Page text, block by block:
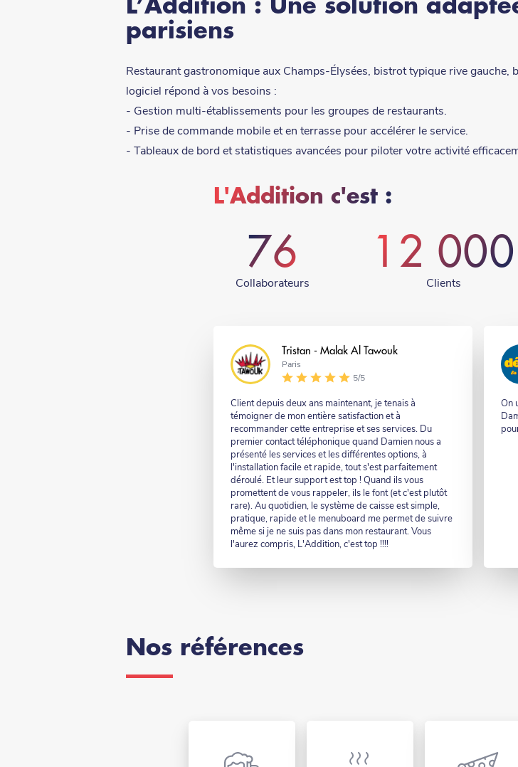
L’Addition : Une solution
parisiens
Restaurant gastronomique aux Champs-Élysées, bistrot typique rive
logiciel répond à vos besoins :
- Gestion multi-établissements pour les groupes de restaurants.
- Prise de commande mobile et en terrasse pour accélérer le service.
- Tableaux de bord et statistiques avancées pour piloter votre activité
L'Addition c'est :
76
Collaborateurs
12 000
Clients
Nom
Tristan - Malak Al Tawouk
Nom
suffixe
Paris
5/5
Commentaire
Client depuis deux ans maintenant, je tenais à
témoigner de mon entière satisfaction et à
recommander cette entreprise et ses services. Du
premier contact téléphonique quand Damien nous a
présenté les services et les différentes options, à
l'installation facile et rapide, tout s'est parfaitement
déroulé. Et leur support est top ! Quand ils vous
promettent de vous rappeler, ils le font (et c'est plutôt
rare). Au quotidien, le système de caisse est simple,
pratique, rapide et le menuboard me permet de suivre
même si je ne suis pas dans mon restaurant. Vous
l'aurez compris, L'Addition, c'est top !!!!
On
Nos références